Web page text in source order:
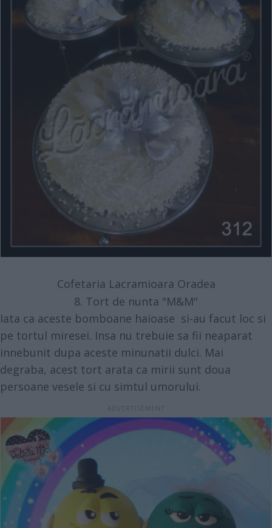
Cofetaria Lacramioara Oradea
8. Tort de nunta "M&M"
Iata ca aceste bomboane haioase si-au facut loc si
pe tortul miresei. Insa nu trebuie sa fii neaparat
innebunit dupa aceste minunatii dulci. Mai
degraba, acest tort arata ca mirii sunt doua
persoane vesele si cu simtul umorului.